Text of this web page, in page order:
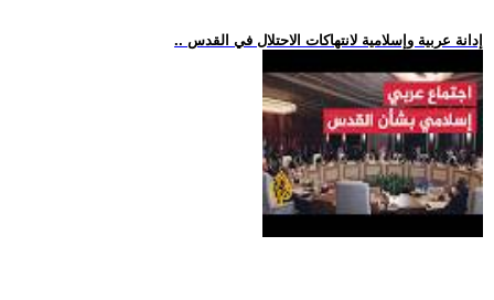
.. إدانة عربية وإسلامية لانتهاكات الاحتلال في القدس